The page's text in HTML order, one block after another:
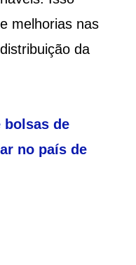
melhorias nas
da
bolsas de
no país de